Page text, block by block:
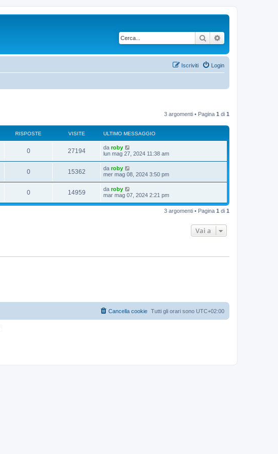
Cerca
Login
Iscriviti
3 argomenti • Pagina 1 di 1
RISPOSTE VISITE ULTIMO MESSAGGIO
0 27194 da roby
lun mag 27, 2024 11:38 am
0 15362 da roby
mer mag 08, 2024 3:50 pm
0 14959 da roby
mar mag 07, 2024 2:21 pm
3 argomenti • Pagina 1 di 1
Vai a
Tutti gli orari sono UTC+02:00
Cancella cookie